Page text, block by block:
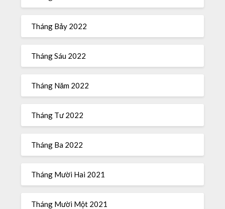
Tháng Bảy 2022
Tháng Sáu 2022
Tháng Năm 2022
Tháng Tư 2022
Tháng Ba 2022
Tháng Mười Hai 2021
Tháng Mười Một 2021